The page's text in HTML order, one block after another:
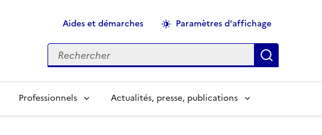
Aides et démarches Paramètres d'affichage
Rechercher
Professionnels Actualités, presse, publications